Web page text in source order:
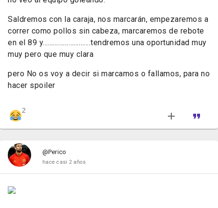
Saldremos con la caraja, nos marcarán, empezaremos a
correr como pollos sin cabeza, marcaremos de rebote
en el 89 y……………………….tendremos una oportunidad muy
muy pero que muy clara
pero No os voy a decir si marcamos o fallamos, para no
hacer spoiler
2
@Perico
hace casi 2 años